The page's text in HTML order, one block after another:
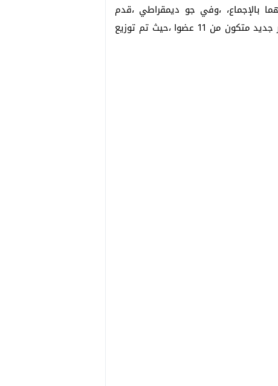
بالإجماع، ،وفي جو ديمقراطي ،قدم
المكتب المسير المنتهية ولايته استقالته،بعد ذلك تم انتخاب مكتب مسير جديد متكون من 11 عضوا ،حيث تم توزيع